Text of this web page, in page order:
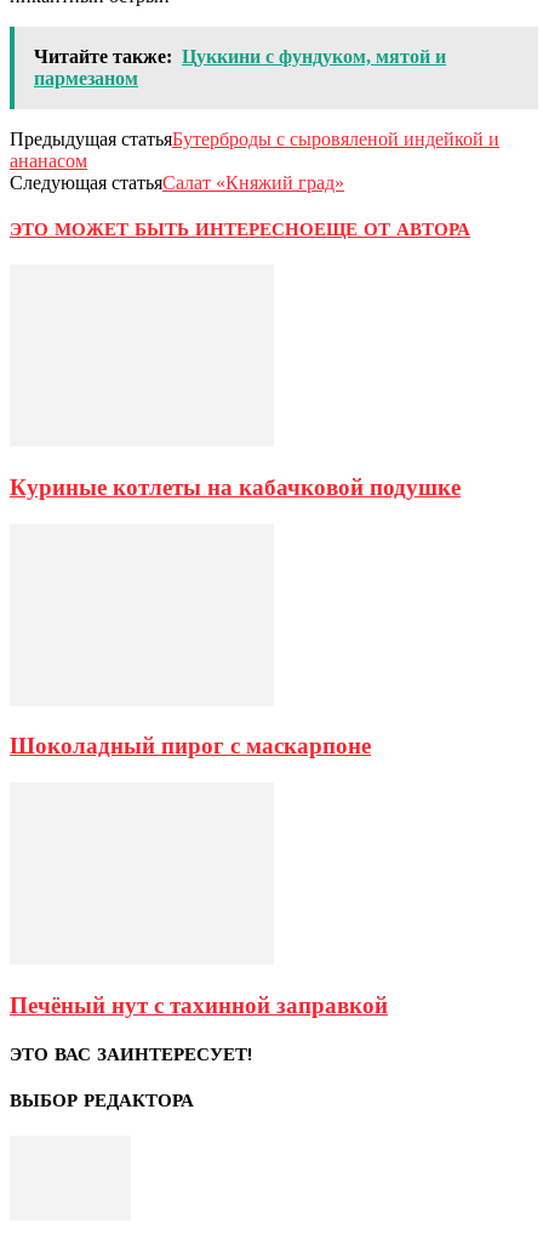
Читайте также: Цуккини с фундуком, мятой и
пармезаном
Предыдущая статьяБутерброды с сыровяленой индейкой и
ананасом
Следующая статьяСалат «Княжий град»
ЭТО МОЖЕТ БЫТЬ ИНТЕРЕСНОЕЩЕ ОТ АВТОРА
Куриные котлеты на кабачковой подушке
Шоколадный пирог с маскарпоне
Печёный нут с тахинной заправкой
ЭТО ВАС ЗАИНТЕРЕСУЕТ!
ВЫБОР РЕДАКТОРА